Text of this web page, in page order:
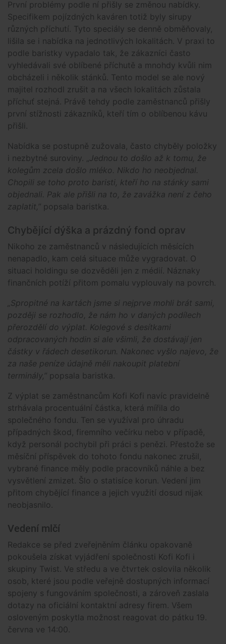
První problémy podle ní přišly se změnou nabídky.
Specifikem pojízdných kaváren totiž byly sirupy
různých příchutí. Tyto speciály se denně obměňovaly,
lišila se i nabídka na jednotlivých lokalitách. V praxi to
podle baristky vypadalo tak, že zákazníci často
vyhledávali své oblíbené příchutě a mnohdy kvůli nim
obcházeli i několik stánků. Tento model se ale nový
majitel rozhodl zrušit a na všech lokalitách zůstala
příchuť stejná. Právě tehdy podle zaměstnanců přišly
první stížnosti zákazníků, kteří tím o oblíbenou kávu
přišli.
Nabídka se postupně zužovala, často chyběly položky
i nezbytné suroviny. „Jednou to došlo až k tomu, že
kolegům zcela došlo mléko. Nikdo ho neobjednal.
Chopili se toho proto baristi, kteří ho na stánky sami
objednali. Pak ale přišli na to, že zavážka není z čeho
zaplatit,” popsala baristka.
Chybějící dýška a prázdný fond oprav
Nikoho ze zaměstnanců v následujících měsících
nenapadlo, kam celá situace může vygradovat. O
situaci holdingu se dozvěděli jen z médií. Náznaky
finančních potíží přitom pomalu vyplouvaly na povrch.
Spropitné na kartách jsme si nejprve mohli brát sami,
později se rozhodlo, že nám ho v daných podílech
přerozdělí do výplat. Kolegové s desítkami
odpracovaných hodin si ale všimli, že dostávají jen
částky v řádech desetikorun. Nakonec vyšlo najevo, že
za naše peníze údajně měli nakoupit platební
terminály,” popsala baristka.
Z výplat se zaměstnancům Kofi Kofi navíc pravidelně
strhávala procentuální částka, která mířila do
společného fondu. Ten se využíval pro úhradu
případných škod, firemního večírku nebo v případě,
když personál pochybil při práci s penězi. Přestože se
měsíční příspěvek do tohoto fondu nakonec zrušil,
vybrané finance měly podle pracovníků náhle a bez
vysvětlení zmizet. Šlo o statisíce korun. Vedení jim
přitom chybějící finance a jejich využití dosud nijak
neobjasnilo.
Vedení mlčí
Redakce se před zveřejněním článku opakovaně
pokoušela získat vyjádření společnosti Kofi Kofi i
skupiny Twist. Ve středu a ve čtvrtek oslovila několik
osob, které jsou podle veřejně dostupných informací
spojeny s fungováním společnosti, a zároveň zaslala
dotazy na oficiální kontaktní adresy firem. Všem
osloveným poskytla možnost reagovat do pátku 19.
června ve 14:00.